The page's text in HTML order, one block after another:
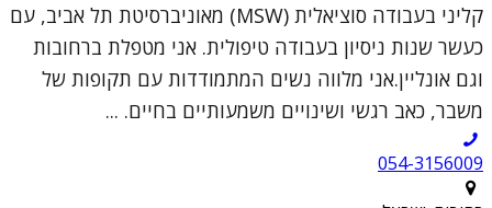
קליני בעבודה סוציאלית (MSW) מאוניברסיטת תל אביב, עם
כעשר שנות ניסיון בעבודה טיפולית. אני מטפלת ברחובות
וגם אונליין.אני מלווה נשים המתמודדות עם תקופות של
משבר, כאב רגשי ושינויים משמעותיים בחיים. ...
054-3156009